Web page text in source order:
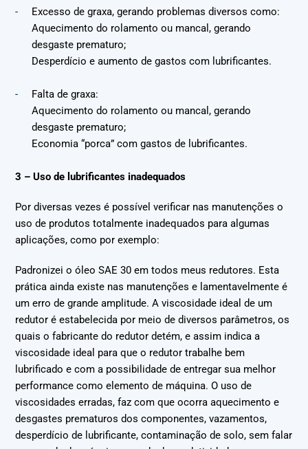
Excesso de graxa, gerando problemas diversos como:
Aquecimento do rolamento ou mancal, gerando
desgaste prematuro;
Desperdício e aumento de gastos com lubrificantes.
Falta de graxa:
Aquecimento do rolamento ou mancal, gerando
desgaste prematuro;
Economia “porca” com gastos de lubrificantes.
3 – Uso de lubrificantes inadequados
Por diversas vezes é possível verificar nas manutenções o
uso de produtos totalmente inadequados para algumas
aplicações, como por exemplo:
Padronizei o óleo SAE 30 em todos meus redutores. Esta
prática ainda existe nas manutenções e lamentavelmente é
um erro de grande amplitude. A viscosidade ideal de um
redutor é estabelecida por meio de diversos parâmetros, os
quais o fabricante do redutor detém, e assim indica a
viscosidade ideal para que o redutor trabalhe bem
lubrificado e com a possibilidade de entregar sua melhor
performance como elemento de máquina. O uso de
viscosidades erradas, faz com que ocorra aquecimento e
desgastes prematuros dos componentes, vazamentos,
desperdício de lubrificante, contaminação de solo, sem falar